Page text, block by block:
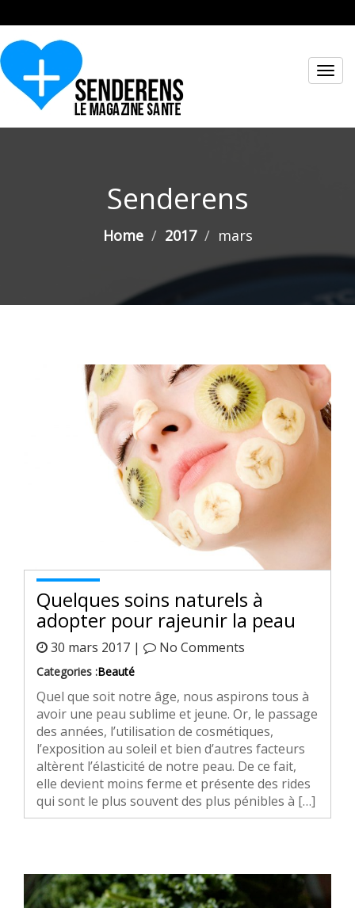
Senderens
Home 2017 mars
Quelques soins naturels à
adopter pour rajeunir la peau
30 mars 2017 | No Comments
Categories :Beauté
Quel que soit notre âge, nous aspirons tous à
avoir une peau sublime et jeune. Or, le passage
des années, l’utilisation de cosmétiques,
l’exposition au soleil et bien d’autres facteurs
altèrent l’élasticité de notre peau. De ce fait,
elle devient moins ferme et présente des rides
qui sont le plus souvent des plus pénibles à […]